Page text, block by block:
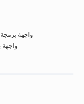
واجهة برمجة
واجهة